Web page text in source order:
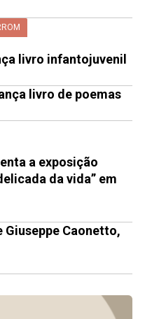
livro infantojuvenil
livro de poemas
a exposição
da vida” em
Caonetto,